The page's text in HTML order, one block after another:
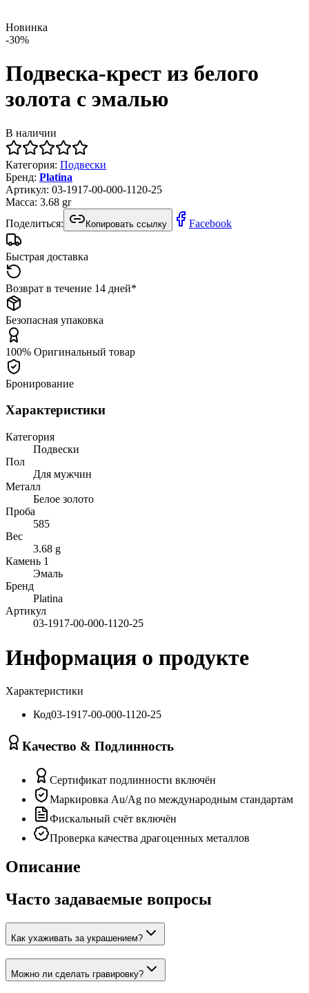
Новинка
-30%
Подвеска-крест из белого
золота с эмалью
В наличии
Категория: Подвески
Бренд: Platina
Артикул: 03-1917-00-000-1120-25
Масса: 3.68 gr
Поделиться:
Копировать ссылку Facebook
Быстрая доставка
Возврат в течение 14 дней*
Безопасная упаковка
100% Оригинальный товар
Бронирование
Характеристики
Категория
Подвески
Пол
Для мужчин
Металл
Белое золото
Проба
585
Вес
3.68 g
Камень 1
Эмаль
Бренд
Platina
Артикул
03-1917-00-000-1120-25
Информация о продукте
Характеристики
Код03-1917-00-000-1120-25
Качество & Подлинность
Сертификат подлинности включён
Маркировка Au/Ag по международным стандартам
Фискальный счёт включён
Проверка качества драгоценных металлов
Описание
Часто задаваемые вопросы
Как ухаживать за украшением?
Можно ли сделать гравировку?